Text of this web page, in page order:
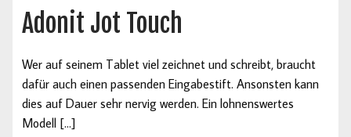
Adonit Jot Touch
Wer auf seinem Tablet viel zeichnet und schreibt, braucht
dafür auch einen passenden Eingabestift. Ansonsten kann
dies auf Dauer sehr nervig werden. Ein lohnenswertes
Modell […]